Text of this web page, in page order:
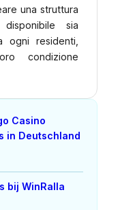
una struttura
sia
ogni residenti,
condizione
Casino
in Deutschland
bij WinRalla